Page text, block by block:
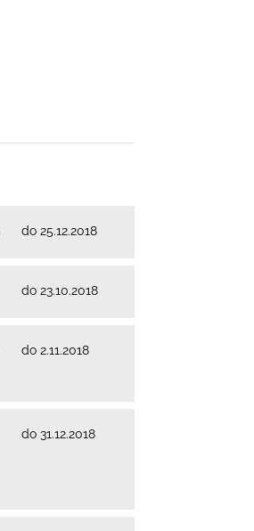
do 25.12.2018
do 23.10.2018
do 2.11.2018
do 31.12.2018